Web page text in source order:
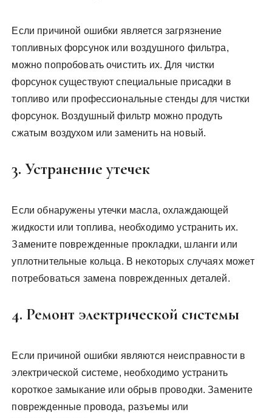
Если причиной ошибки является загрязнение
топливных форсунок или воздушного фильтра,
можно попробовать очистить их. Для чистки
форсунок существуют специальные присадки в
топливо или профессиональные стенды для чистки
форсунок. Воздушный фильтр можно продуть
сжатым воздухом или заменить на новый.
3. Устранение утечек
Если обнаружены утечки масла, охлаждающей
жидкости или топлива, необходимо устранить их.
Замените поврежденные прокладки, шланги или
уплотнительные кольца. В некоторых случаях может
потребоваться замена поврежденных деталей.
4. Ремонт электрической системы
Если причиной ошибки являются неисправности в
электрической системе, необходимо устранить
короткое замыкание или обрыв проводки. Замените
поврежденные провода, разъемы или